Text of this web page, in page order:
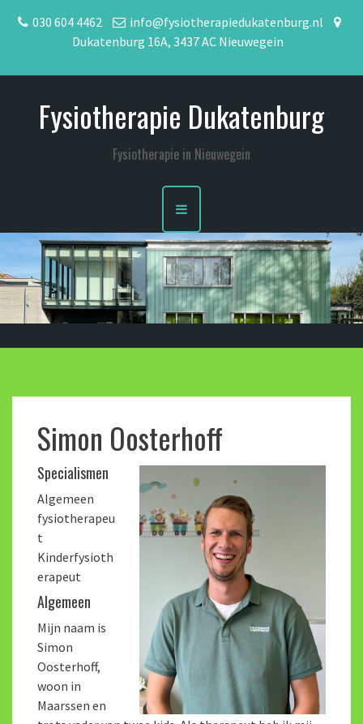
030 604 4462
info@fysiotherapiedukatenburg.nl
Dukatenburg 16A, 3437 AC Nieuwegein
Fysiotherapie Dukatenburg
Fysiotherapie in Nieuwegein
Simon Oosterhoff
Specialismen
Algemeen
fysiotherapeu
t
Kinderfysioth
erapeut
Algemeen
Mijn naam is
Simon
Oosterhoff,
woon in
Maarssen en